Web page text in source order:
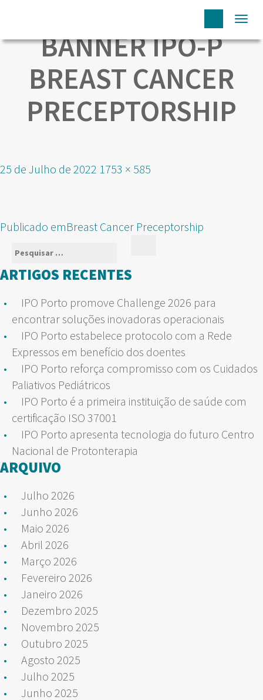
BANNER IPO-P
BREAST CANCER
PRECEPTORSHIP
Publicado
25 de Julho de 2022 Tamanho
1753 × 585
NAVEGAÇÃO
ARTIGOS
Publicado emBreast Cancer Preceptorship
Pesquisar
por:
ARTIGOS RECENTES
IPO Porto promove Challenge 2026 para
encontrar soluções inovadoras operacionais
IPO Porto estabelece protocolo com a Rede
Expressos em benefício dos doentes
IPO Porto reforça compromisso com os Cuidados
Paliativos Pediátricos
IPO Porto é a primeira instituição de saúde com
certificação ISO 37001
IPO Porto apresenta tecnologia do futuro Centro
Nacional de Protonterapia
ARQUIVO
Julho 2026
Junho 2026
Maio 2026
Abril 2026
Março 2026
Fevereiro 2026
Janeiro 2026
Dezembro 2025
Novembro 2025
Outubro 2025
Agosto 2025
Julho 2025
Junho 2025